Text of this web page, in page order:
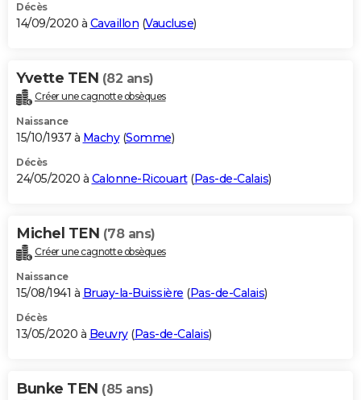
Décès
14/09/2020 à Cavaillon (Vaucluse)
Yvette TEN (82 ans)
Créer une cagnotte obsèques
Naissance
15/10/1937 à Machy(Somme)
Décès
24/05/2020 à Calonne-Ricouart(Pas-de-Calais)
Michel TEN (78 ans)
Créer une cagnotte obsèques
Naissance
15/08/1941 à Bruay-la-Buissière (Pas-de-Calais)
Décès
13/05/2020 à Beuvry(Pas-de-Calais)
Bunke TEN (85 ans)